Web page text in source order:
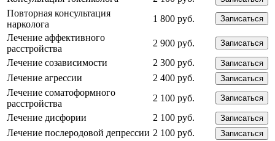
Повторная консультация
нарколога
1 800 руб. Записаться
Лечение аффективного
расстройства
2 900 руб. Записаться
Лечение созависимости 2 300 руб. Записаться
Лечение агрессии 2 400 руб. Записаться
Лечение соматоформного
расстройства
2 100 руб. Записаться
Лечение дисфории 2 100 руб. Записаться
Лечение послеродовой депрессии 2 100 руб. Записаться